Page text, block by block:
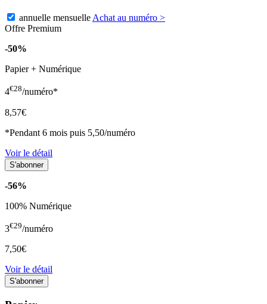
annuelle mensuelleAchat au numéro >
Offre Premium
-50%
Papier + Numérique
4€28/numéro*
8,57€
*Pendant 6 mois puis 5,50/numéro
Voir le détail
-56%
100% Numérique
3€29/numéro
7,50€
Voir le détail